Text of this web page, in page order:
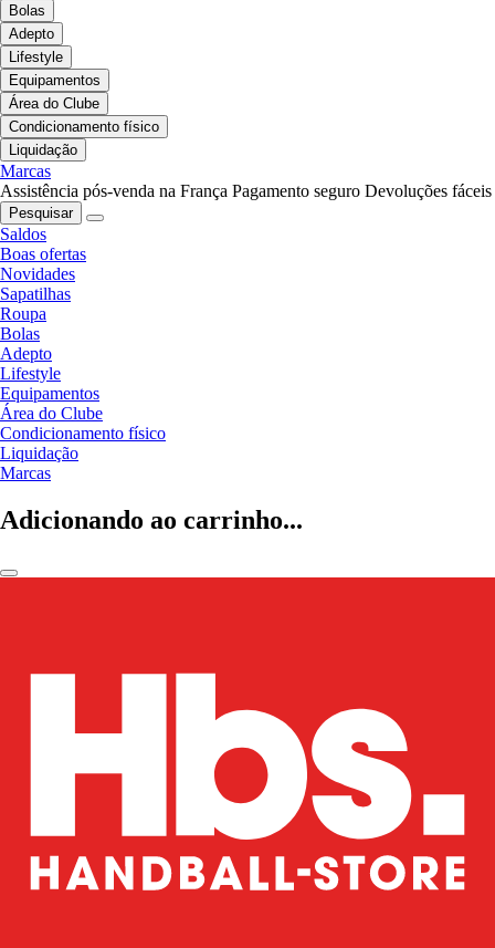
Bolas
Adepto
Lifestyle
Equipamentos
Área do Clube
Condicionamento físico
Liquidação
Marcas
Assistência pós-venda na França Pagamento seguro Devoluções fáceis
Pesquisar
Saldos
Boas ofertas
Novidades
Sapatilhas
Roupa
Bolas
Adepto
Lifestyle
Equipamentos
Área do Clube
Condicionamento físico
Liquidação
Marcas
Adicionando ao carrinho...